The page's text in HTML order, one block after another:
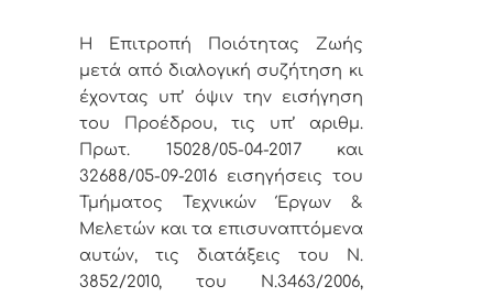
Η Επιτροπή Ποιότητας Ζωής
μετά από διαλογική συζήτηση κι
έχοντας υπ’ όψιν τηνεισήγηση
του Προέδρου, τις υπ’ αριθμ.
Πρωτ. 15028/05-04-2017 και
32688/05-09-2016 εισηγήσεις του
Τμήματος Τεχνικών Έργων &
Μελετών και τα επισυναπτόμενα
αυτών,τις διατάξεις του Ν.
3852/2010, του Ν.3463/2006,